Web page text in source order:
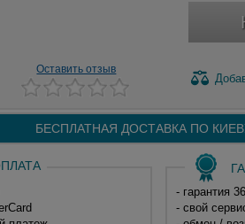
Оставить отзыв
БЕСПЛАТНАЯ ДОСТАВКА ПО
- гарантия
- свой